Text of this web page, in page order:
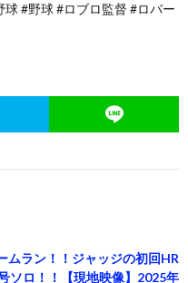
#野球 #ロブロ監督 #ロバー
ムラン！！ジャッジの初回HR
ソロ！！【現地映像】2025年